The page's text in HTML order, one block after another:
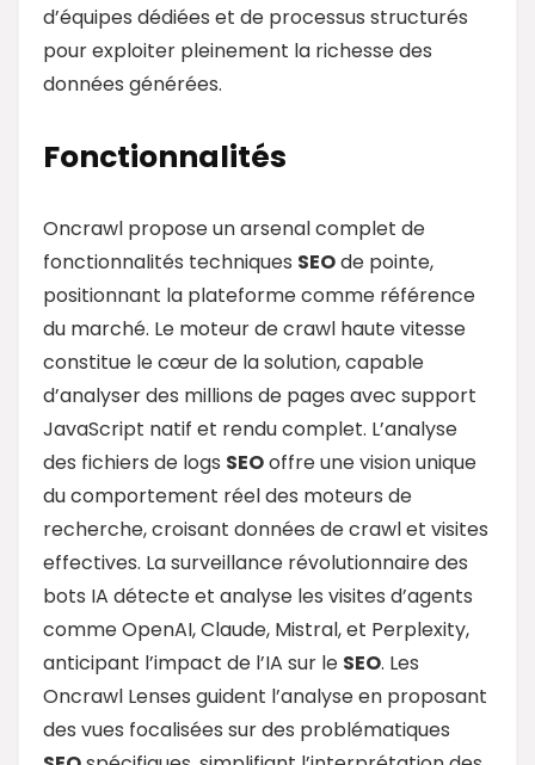
d’équipes dédiées et de processus structurés
pour exploiter pleinement la richesse des
données générées.
Fonctionnalités
Oncrawl propose un arsenal complet de
fonctionnalités techniques SEOde pointe,
positionnant la plateforme comme référence
du marché. Le moteur de crawl haute vitesse
constitue le cœur de la solution, capable
d’analyser des millions de pages avec support
JavaScript natif et rendu complet. L’analyse
des fichiers de logs SEOoffre une vision unique
du comportement réel des moteurs de
recherche, croisant données de crawl et visites
effectives. La surveillance révolutionnaire des
bots IA détecte et analyse les visites d’agents
comme OpenAI, Claude, Mistral, et Perplexity,
anticipant l’impact de l’IA sur le SEO. Les
Oncrawl Lenses guident l’analyse en proposant
des vues focalisées sur des problématiques